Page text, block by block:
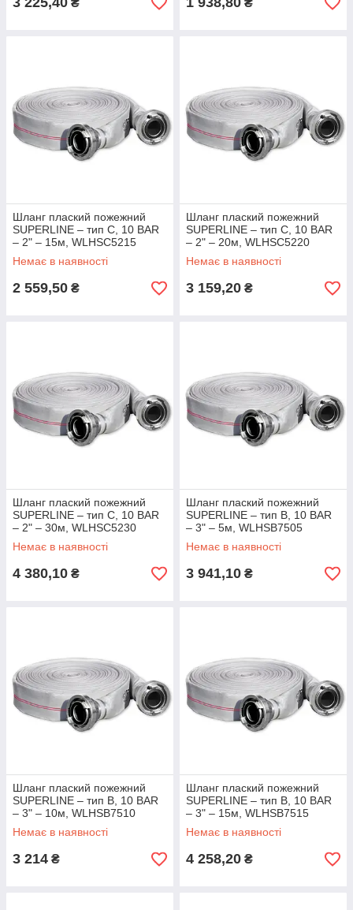
₴ ₴
Шланг плаский пожежний
SUPERLINE – тип C, 10 BAR
– 2" – 15м, WLHSC5215
Немає в наявності
2 559,50 ₴
Шланг плаский пожежний
SUPERLINE – тип С, 10 BAR
– 2" – 20м, WLHSC5220
Немає в наявності
3 159,20 ₴
Шланг плаский пожежний
SUPERLINE – тип C, 10 BAR
– 2" – 30м, WLHSC5230
Немає в наявності
4 380,10 ₴
Шланг плаский пожежний
SUPERLINE – тип B, 10 BAR
– 3" – 5м, WLHSB7505
Немає в наявності
3 941,10 ₴
Шланг плаский пожежний
SUPERLINE – тип B, 10 BAR
– 3" – 10м, WLHSB7510
Немає в наявності
3 214 ₴
Шланг плаский пожежний
SUPERLINE – тип B, 10 BAR
– 3" – 15м, WLHSB7515
Немає в наявності
4 258,20 ₴